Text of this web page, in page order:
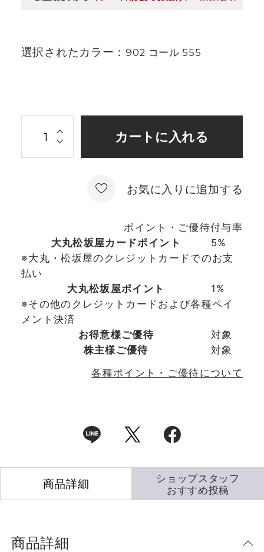
選択されたカラー： 902 コール 555
お気に入りに追加する
ポイント・ご優待付与率
大丸松坂屋カードポイント
5%
※大丸・松坂屋のクレジットカードでのお支
払い
大丸松坂屋ポイント
1%
※その他のクレジットカードおよび各種ペイ
メント決済
お得意様ご優待
対象
株主様ご優待
対象
各種ポイント・ご優待について
商品詳細
商品詳細
ショップスタッフ
おすすめ投稿